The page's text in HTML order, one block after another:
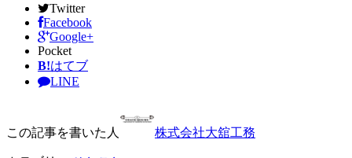
Twitter
Facebook
Google+
Pocket
B!はてブ
LINE
この記事を書いた人 株式会社大舘工務